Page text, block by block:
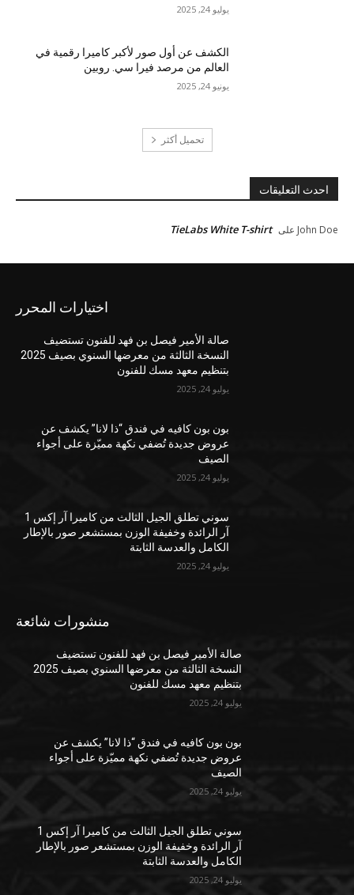
يوليو 24, 2025
الكشف عن أول صور لأكبر كاميرا رقمية في
العالم من مرصد فيرا سي. روبين
يونيو 24, 2025
تحميل أكثر
احدث التعليقات
John Doe على TieLabs White T-shirt
اختيارات المحرر
صالة الأمير فيصل بن فهد للفنون تستضيف
النسخة الثالثة من معرضها السنوي بصيف 2025
بتنظيم معهد مسك للفنون
يوليو 24, 2025
بون بون كافيه في فندق “ذا لانا” يكشف عن
عروض جديدة تُضفي نكهة مميّزة على أجواء
الصيف
يوليو 24, 2025
سوني تطلق الجيل الثالث من كاميرا آر إكس 1
آر الرائدة وخفيفة الوزن بمستشعر صور بالإطار
الكامل والعدسة الثابتة
يوليو 24, 2025
منشورات شائعة
صالة الأمير فيصل بن فهد للفنون تستضيف
النسخة الثالثة من معرضها السنوي بصيف 2025
بتنظيم معهد مسك للفنون
يوليو 24, 2025
بون بون كافيه في فندق “ذا لانا” يكشف عن
عروض جديدة تُضفي نكهة مميّزة على أجواء
الصيف
يوليو 24, 2025
سوني تطلق الجيل الثالث من كاميرا آر إكس 1
آر الرائدة وخفيفة الوزن بمستشعر صور بالإطار
الكامل والعدسة الثابتة
يوليو 24, 2025